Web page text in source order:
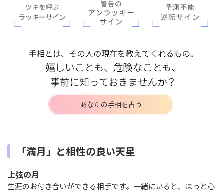
あなたの手相を占う
「満月」と相性の良い天星
上弦の月
生涯のお付き合いができる相手です。一緒にいると、ほっと心